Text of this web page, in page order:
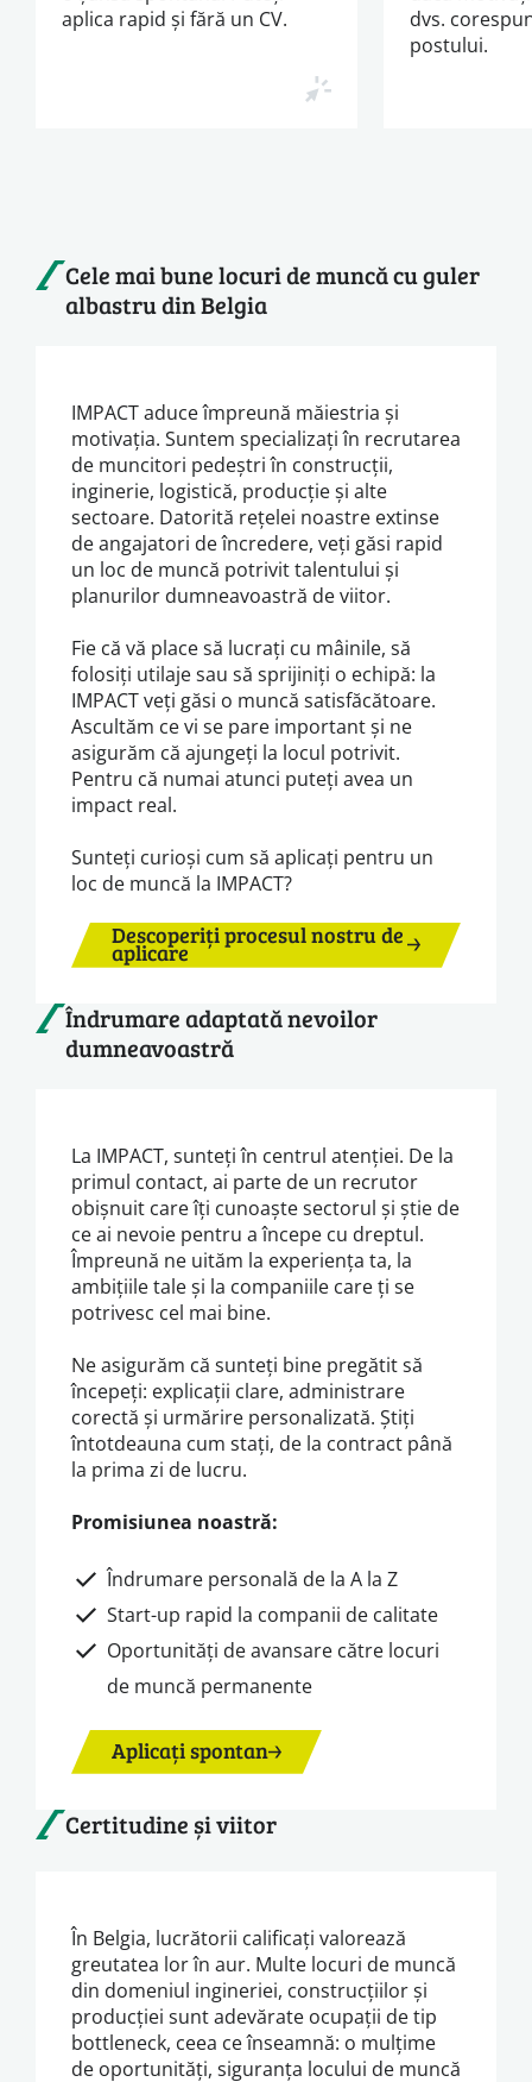
aplica rapid și fără un CV.
dvs.
postului.
Cele mai bune locuri de muncă cu guler
albastru din Belgia
IMPACT aduce împreună măiestria și
motivația. Suntem specializați în recrutarea
de muncitori pedeștri în construcții,
inginerie, logistică, producție și alte
sectoare. Datorită rețelei noastre extinse
de angajatori de încredere, veți găsi rapid
un loc de muncă potrivit talentului și
planurilor dumneavoastră de viitor.
Fie că vă place să lucrați cu mâinile, să
folosiți utilaje sau să sprijiniți o echipă: la
IMPACT veți găsi o muncă satisfăcătoare.
Ascultăm ce vi se pare important și ne
asigurăm că ajungeți la locul potrivit.
Pentru că numai atunci puteți avea un
impact real.
Sunteți curioși cum să aplicați pentru un
loc de muncă la IMPACT?
Descoperiți procesul nostru de
aplicare
Îndrumare adaptată nevoilor
dumneavoastră
La IMPACT, sunteți în centrul atenției. De la
primul contact, ai parte de un recrutor
obișnuit care îți cunoaște sectorul și știe de
ce ai nevoie pentru a începe cu dreptul.
Împreună ne uităm la experiența ta, la
ambițiile tale și la companiile care ți se
potrivesc cel mai bine.
Ne asigurăm că sunteți bine pregătit să
începeți: explicații clare, administrare
corectă și urmărire personalizată. Știți
întotdeauna cum stați, de la contract până
la prima zi de lucru.
Promisiunea noastră:
Îndrumare personală de la A la Z
Start-up rapid la companii de calitate
Oportunități de avansare către locuri
de muncă permanente
Aplicați spontan
Certitudine și viitor
În Belgia, lucrătorii calificați valorează
greutatea lor în aur. Multe locuri de muncă
din domeniul ingineriei, construcțiilor și
producției sunt adevărate ocupații de tip
bottleneck, ceea ce înseamnă: o mulțime
de oportunități, siguranța locului de muncă